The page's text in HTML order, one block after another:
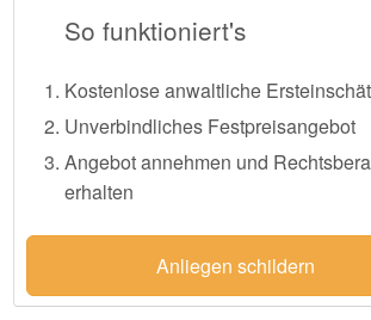
So funktioniert's
Kostenlose anwaltliche
Unverbindliches Festpreisangebot
Angebot annehmen und
erhalten
Anliegen schildern